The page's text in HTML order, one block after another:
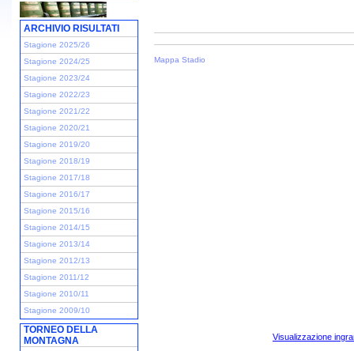
ARCHIVIO RISULTATI
Stagione 2025/26
Stagione 2024/25
Stagione 2023/24
Stagione 2022/23
Stagione 2021/22
Stagione 2020/21
Stagione 2019/20
Stagione 2018/19
Stagione 2017/18
Stagione 2016/17
Stagione 2015/16
Stagione 2014/15
Stagione 2013/14
Stagione 2012/13
Stagione 2011/12
Stagione 2010/11
Stagione 2009/10
TORNEO DELLA
MONTAGNA
Mappa Stadio
Visualizzazione